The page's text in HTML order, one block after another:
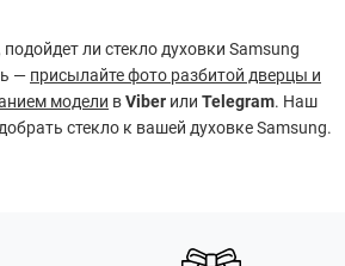
ли стекло духовки Samsung
— присылайте фото разбитой дверцы и
модели вViber или Telegram. Наш
стекло к вашей духовке Samsung.